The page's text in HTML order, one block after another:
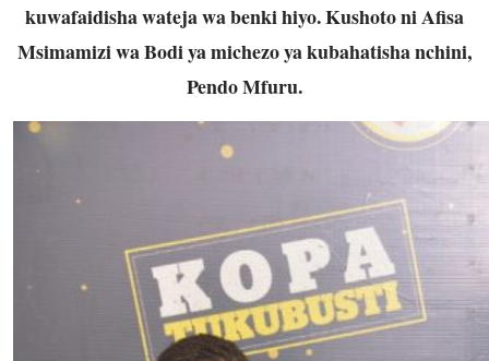
kuwafaidisha wateja wa benki hiyo. Kushoto ni Afisa
Msimamizi wa Bodi ya michezo ya kubahatisha nchini,
Pendo Mfuru.